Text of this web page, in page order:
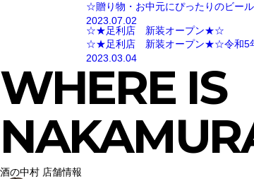
☆贈り物・お中元にぴったりのビー
2023.07.02
☆★足利店 新装オープン★☆
☆★足利店 新装オープン★☆令和5年2
2023.03.04
WHERE IS
酒の中村 店舗情報